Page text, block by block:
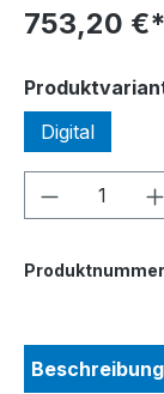
753,20
Digital
Produkt
Beschreibung